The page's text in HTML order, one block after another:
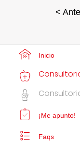
<
Inicio
¡Me apunto!
Faqs